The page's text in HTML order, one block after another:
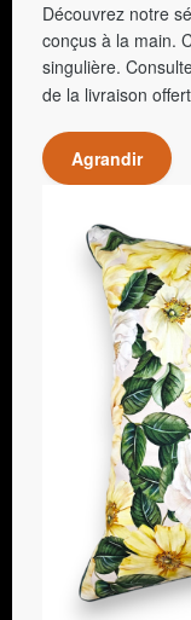
Découvrez notre
conçus à la main.
singulière.
de la livraison
Agrandir